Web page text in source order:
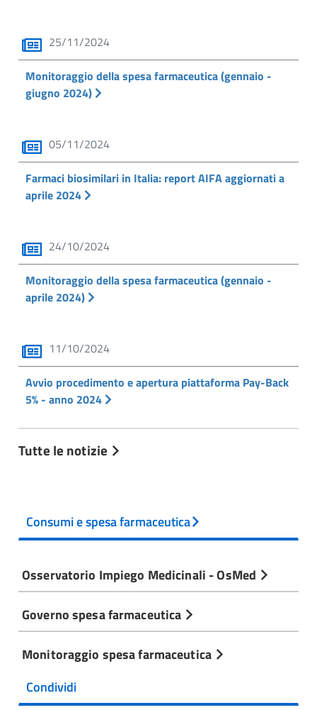
25/11/2024
Monitoraggio della spesa farmaceutica (gennaio -
giugno 2024)
05/11/2024
Farmaci biosimilari in Italia: report AIFA aggiornati a
aprile 2024
24/10/2024
Monitoraggio della spesa farmaceutica (gennaio -
aprile 2024)
11/10/2024
Avvio procedimento e apertura piattaforma Pay-Back
5% - anno 2024
Tutte le notizie
Consumi e spesa farmaceutica
Osservatorio Impiego Medicinali - OsMed
Governo spesa farmaceutica
Monitoraggio spesa farmaceutica
Condividi